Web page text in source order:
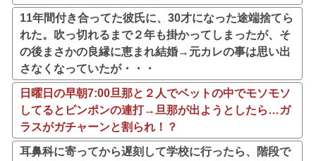
11年間付き合ってた彼氏に、30才になった途端捨てら
れた。吹っ切れるまで２年も掛かってしまったが、そ
の後まさかの良縁に恵まれ結婚→元カレの事は思い出
さなくなっていたが・・・
日曜日の早朝7:00旦那と２人でベットの中でモソモソ
してるとピンポンの連打→旦那が出ようとしたら…ガ
ラスがガチャーンと割られ！？
耳鼻科に寄ってから遅刻して学校に行ったら、階段で